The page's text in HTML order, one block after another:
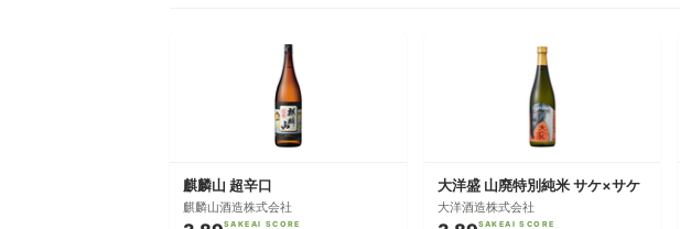
麒麟山 超辛口
麒麟山酒造株式会社
SAKEAI SCORE
大洋盛 山廃特別純米 サケ×サケ
大洋酒造株式会社
SAKEAI SCORE